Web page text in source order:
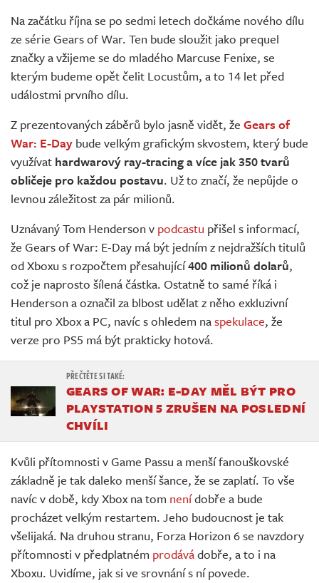
Živě
Na začátku října se po sedmi letech dočkáme nového dílu
ze série Gears of War. Ten bude sloužit jako prequel
značky a vžijeme se do mladého Marcuse Fenixe, se
kterým budeme opět čelit Locustům, a to 14 let před
událostmi prvního dílu.
Z prezentovaných záběrů bylo jasně vidět, že Gears of
War: E-Day bude velkým grafickým skvostem, který bude
využívat hardwarový ray-tracing a více jak 350 tvarů
obličeje pro každou postavu. Už to značí, že nepůjde o
levnou záležitost za pár milionů.
Uznávaný Tom Henderson v podcastu přišel s informací,
že Gears of War: E-Day má být jedním z nejdražších titulů
od Xboxu s rozpočtem přesahující400 milionů dolarů,
což je naprosto šílená částka. Ostatně to samé říká i
Henderson a označil za blbost udělat z něho exkluzivní
titul pro Xbox a PC, navíc s ohledem naspekulace, že
verze pro PS5 má být prakticky hotová.
GEARS OF WAR: E-DAY MĚL BÝT PRO
PLAYSTATION 5 ZRUŠEN NA POSLEDNÍ
CHVÍLI
Kvůli přítomnosti v Game Passu a menší fanouškovské
základně je tak daleko menší šance, že se zaplatí. To vše
navíc v době, kdy Xbox na tom nenídobře a bude
procházet velkým restartem. Jeho budoucnost je tak
všelijaká. Na druhou stranu, Forza Horizon 6 se navzdory
přítomnosti v předplatném prodávádobře, a to i na
Xboxu. Uvidíme, jak si ve srovnání s ní povede.